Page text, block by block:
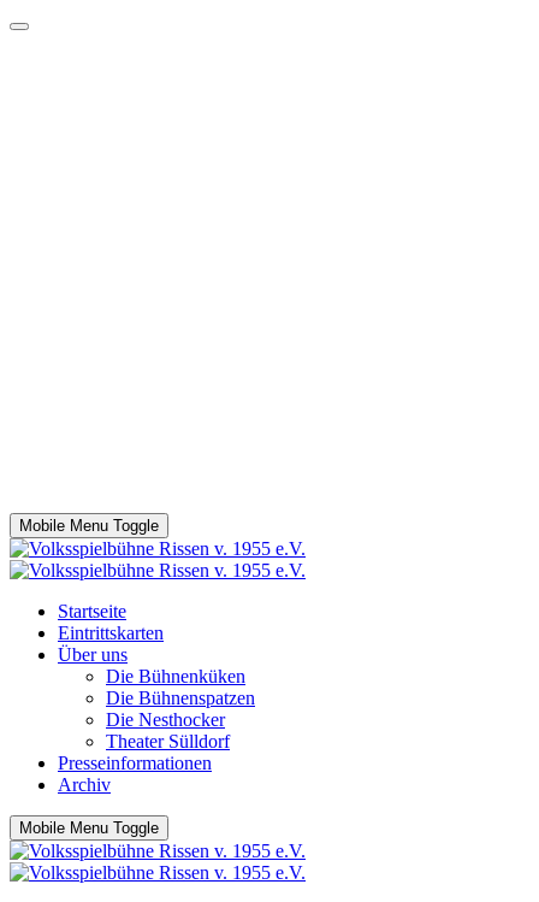
Mobile Menu Toggle
Startseite
Eintrittskarten
Über uns
Die Bühnenküken
Die Bühnenspatzen
Die Nesthocker
Theater Sülldorf
Presseinformationen
Archiv
Mobile Menu Toggle